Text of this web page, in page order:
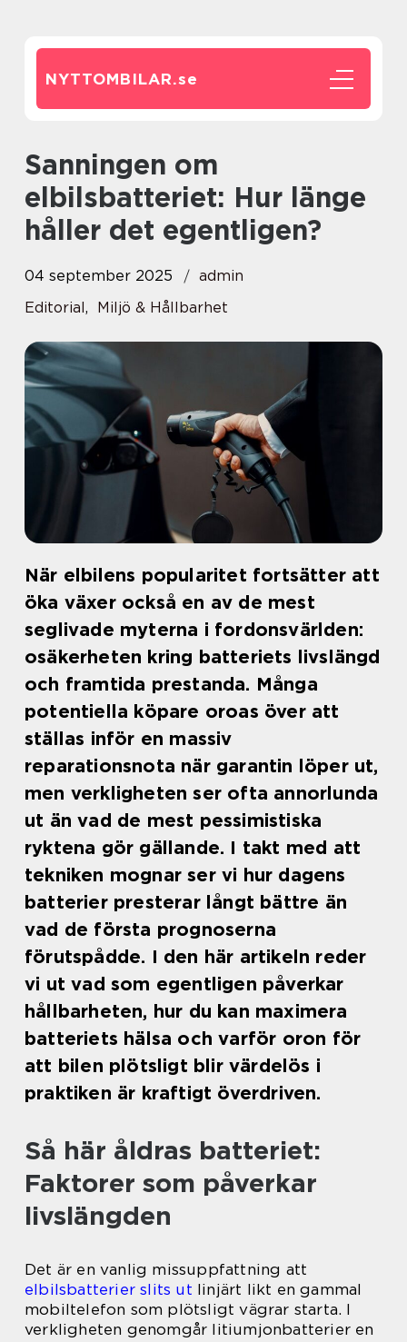
NYTTOMBILAR.se
Sanningen om
elbilsbatteriet: Hur länge
håller det egentligen?
04 september 2025
admin
Editorial, Miljö & Hållbarhet
När elbilens popularitet fortsätter att
öka växer också en av de mest
seglivade myterna i fordonsvärlden:
osäkerheten kring batteriets livslängd
och framtida prestanda. Många
potentiella köpare oroas över att
ställas inför en massiv
reparationsnota när garantin löper ut,
men verkligheten ser ofta annorlunda
ut än vad de mest pessimistiska
ryktena gör gällande. I takt med att
tekniken mognar ser vi hur dagens
batterier presterar långt bättre än
vad de första prognoserna
förutspådde. I den här artikeln reder
vi ut vad som egentligen påverkar
hållbarheten, hur du kan maximera
batteriets hälsa och varför oron för
att bilen plötsligt blir värdelös i
praktiken är kraftigt överdriven.
Så här åldras batteriet:
Faktorer som påverkar
livslängden
Det är en vanlig missuppfattning att
elbilsbatterier slits ut linjärt likt en gammal
mobiltelefon som plötsligt vägrar starta. I
verkligheten genomgår litiumjonbatterier en